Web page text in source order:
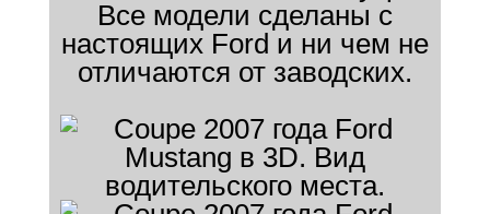
Все модели сделаны с
настоящих Ford и ни чем не
отличаются от заводских.